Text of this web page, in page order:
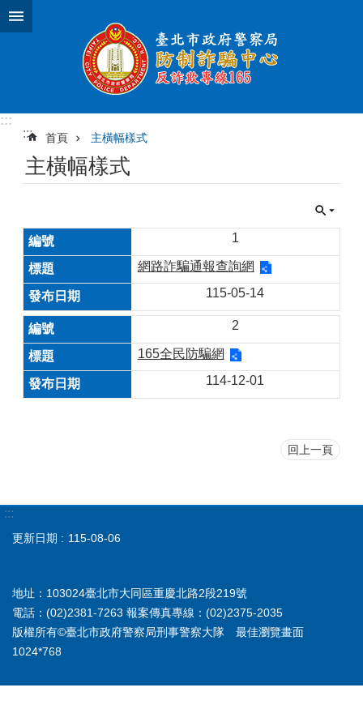
跳到主要內容區塊
:::
:::
首頁 主橫幅樣式
主橫幅樣式
1
網路詐騙通報查詢網
115-05-14
2
165全民防騙網
114-12-01
回上一頁
:::
更新日期 115-08-06
地址：103024臺北市大同區重慶北路2段219號
電話：(02)2381-7263 報案傳真專線：(02)2375-2035
版權所有©臺北市政府警察局刑事警察大隊 最佳瀏覽畫面
1024*768